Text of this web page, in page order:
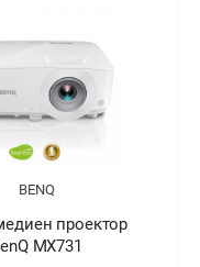
BENQ
проектор
Short Throw